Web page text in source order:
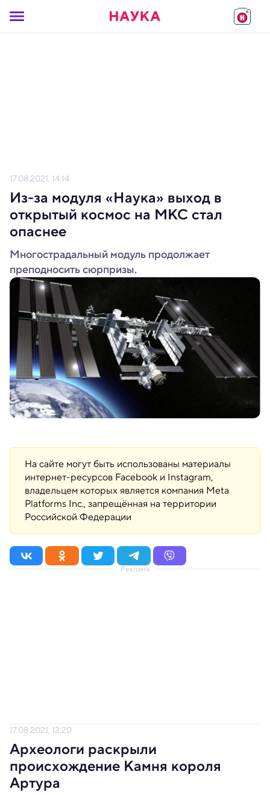
17.08.2021, 14:14
Из-за модуля «Наука» выход в
открытый космос на МКС стал
опаснее
Многострадальный модуль продолжает
преподносить сюрпризы.
На сайте могут быть использованы материалы
интернет-ресурсов Facebook и Instagram,
владельцем которых является компания Meta
Platforms Inc., запрещённая на территории
Российской Федерации
Реклама
17.08.2021, 12:20
Археологи раскрыли
происхождение Камня короля
Артура